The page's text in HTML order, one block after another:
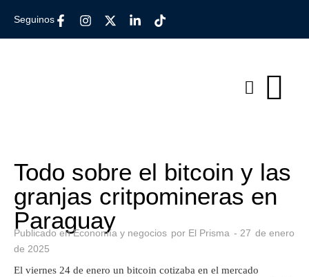
Seguinos
Todo sobre el bitcoin y las
granjas critpomineras en
Paraguay
Publicado en Economía y negocios por El Prisma - 27 de enero
de 2025
El viernes 24 de enero un bitcoin cotizaba en el mercado